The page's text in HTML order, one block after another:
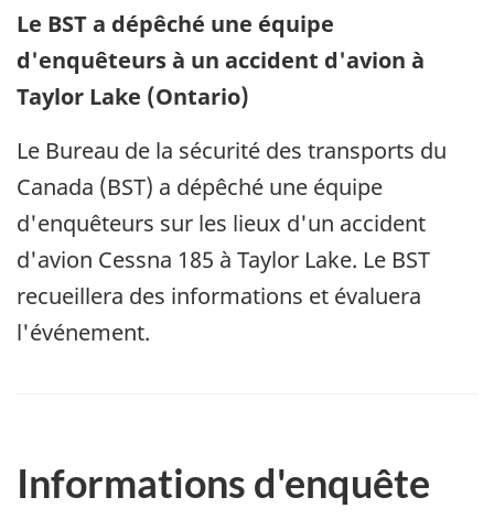
Le BST a dépêché une équipe
d'enquêteurs à un accident d'avion à
Taylor Lake (Ontario)
Le Bureau de la sécurité des transports du
Canada (BST) a dépêché une équipe
d'enquêteurs sur les lieux d'un accident
d'avion Cessna 185 à Taylor Lake. Le BST
recueillera des informations et évaluera
l'événement.
Informations d'enquête